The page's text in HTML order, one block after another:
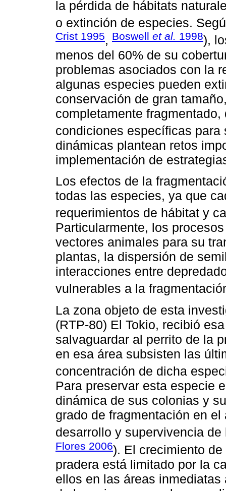
la pérdida de hábitats
o extinción de especies.
Crist 1995, Boswell et al. 1998),
menos del 60% de su
problemas asociados con la
algunas especies pueden
conservación de gran
completamente
condiciones específicas para
dinámicas plantean retos
implementación de
Los efectos de la
todas las especies, ya que
requerimientos de hábitat y
Particularmente, los
vectores animales para su
plantas, la dispersión de
interacciones entre
vulnerables a la
La zona objeto de esta
(RTP-80) El Tokio, recibió
salvaguardar al perrito de la
en esa área subsisten las
concentración de dicha
Para preservar esta especie
dinámica de sus colonias y
grado de fragmentación en
desarrollo y supervivencia
Flores 2006). El crecimiento
pradera está limitado por la
ellos en las áreas